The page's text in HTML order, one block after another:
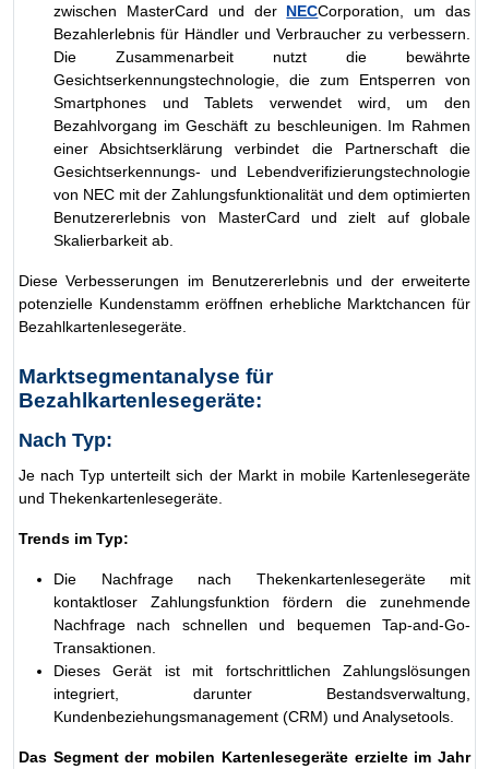
zwischen MasterCard und der NECCorporation, um das
Bezahlerlebnis für Händler und Verbraucher zu verbessern.
Die Zusammenarbeit nutzt die bewährte
Gesichtserkennungstechnologie, die zum Entsperren von
Smartphones und Tablets verwendet wird, um den
Bezahlvorgang im Geschäft zu beschleunigen. Im Rahmen
einer Absichtserklärung verbindet die Partnerschaft die
Gesichtserkennungs- und Lebendverifizierungstechnologie
von NEC mit der Zahlungsfunktionalität und dem optimierten
Benutzererlebnis von MasterCard und zielt auf globale
Skalierbarkeit ab.
Diese Verbesserungen im Benutzererlebnis und der erweiterte
potenzielle Kundenstamm eröffnen erhebliche Marktchancen für
Bezahlkartenlesegeräte.
Marktsegmentanalyse für
Bezahlkartenlesegeräte:
Nach Typ:
Je nach Typ unterteilt sich der Markt in mobile Kartenlesegeräte
und Thekenkartenlesegeräte.
Trends im Typ:
Die Nachfrage nach Thekenkartenlesegeräte mit
kontaktloser Zahlungsfunktion fördern die zunehmende
Nachfrage nach schnellen und bequemen Tap-and-Go-
Transaktionen.
Dieses Gerät ist mit fortschrittlichen Zahlungslösungen
integriert, darunter Bestandsverwaltung,
Kundenbeziehungsmanagement (CRM) und Analysetools.
Das Segment der mobilen Kartenlesegeräte erzielte im Jahr